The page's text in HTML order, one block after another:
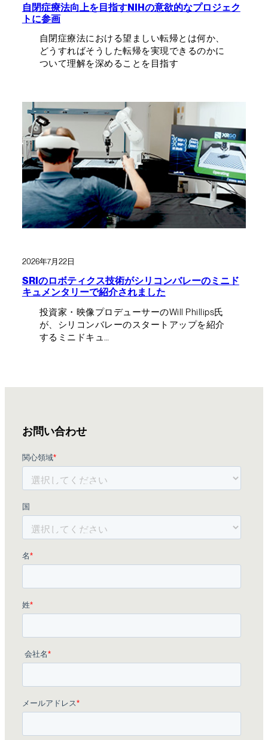
自閉症療法向上を目指すNIHの意欲的なプロジェク
トに参画
自閉症療法における望ましい転帰とは何か、
どうすればそうした転帰を実現できるのかに
ついて理解を深めることを目指す
2026年7月22日
SRIのロボティクス技術がシリコンバレーのミニド
キュメンタリーで紹介されました
投資家・映像プロデューサーのWill Phillips氏
が、シリコンバレーのスタートアップを紹介
するミニドキュ…
お問い合わせ